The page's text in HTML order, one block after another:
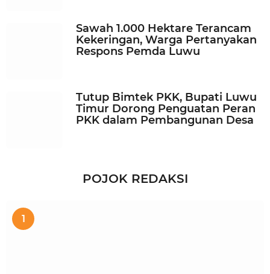
Sawah 1.000 Hektare Terancam
Kekeringan, Warga Pertanyakan
Respons Pemda Luwu
Tutup Bimtek PKK, Bupati Luwu
Timur Dorong Penguatan Peran
PKK dalam Pembangunan Desa
POJOK REDAKSI
1